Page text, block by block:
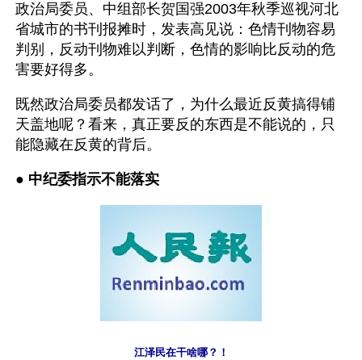
政治局委员、中组部长贺国强2003年秋季巡视河北
省城市的书刊报摊时，发表高见说：色情刊物容易
判别，反动刊物难以判断，色情的影响比反动的危
害要好得多。
既然政治局委员都发话了，为什么最近反黄搞得铺
天盖地呢？看来，真正要反的东西是不能说的，只
能隐藏在反黄的背后。
● 中纪委指示不能落实
江泽民在干啥哪？！